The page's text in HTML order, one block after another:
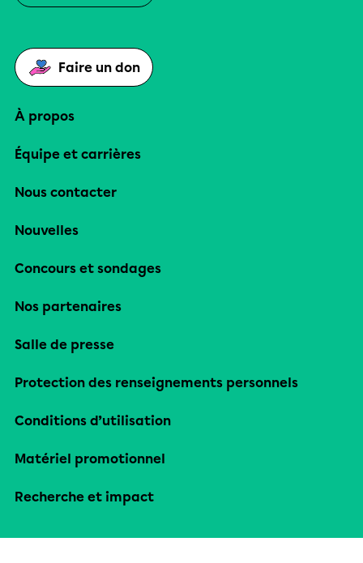
Faire un don
À propos
Équipe et carrières
Nous contacter
Nouvelles
Concours et sondages
Nos partenaires
Salle de presse
Protection des renseignements personnels
Conditions d’utilisation
Matériel promotionnel
Recherche et impact